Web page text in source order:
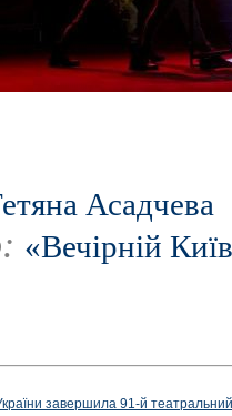
Асадчева
«Вечірній
завершила 91-й